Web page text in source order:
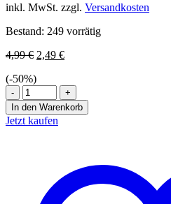
inkl. MwSt. zzgl. Versandkosten
Bestand: 249 vorrätig
4,99€ Ursprünglicher
war:
2,49 €Aktueller
2,49 €.
(-50%)
Tragbare
Outdoor-
Schlüsselanhänger
Karabinerhaken
In den Warenkorb
Jetzt kaufen